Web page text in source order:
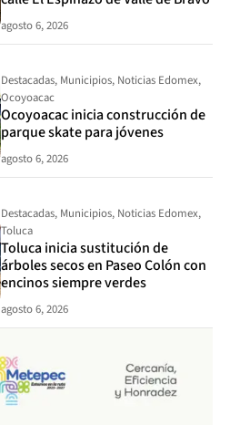
agosto 6, 2026
Destacadas, Municipios, Noticias Edomex,
Ocoyoacac
Ocoyoacac inicia construcción de
parque skate para jóvenes
agosto 6, 2026
Destacadas, Municipios, Noticias Edomex,
Toluca
Toluca inicia sustitución de
árboles secos en Paseo Colón con
encinos siempre verdes
agosto 6, 2026